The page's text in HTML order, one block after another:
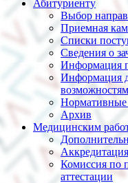
Абитуриенту
Выбор
Приемная
Списки
Сведения о
Информация
Информация
Архив
Медицинским
Комиссия по
аттестации